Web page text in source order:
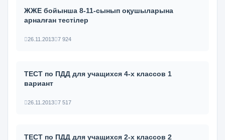
ЖЖЕ бойынша 8-11-сынып оқушыларына
арналған тестілер
26.11.2013 7 924
ТЕСТ по ПДД для учащихся 4-х классов 1
вариант
26.11.2013 7 517
ТЕСТ по ПДД для учащихся 2-х классов 2